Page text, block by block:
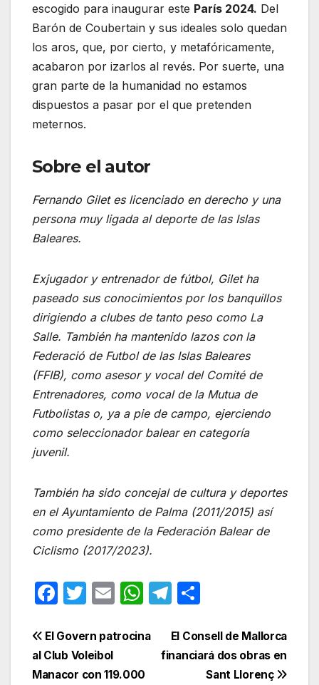
escogido para inaugurar este París 2024. Del
Barón de Coubertain y sus ideales solo quedan
los aros, que, por cierto, y metafóricamente,
acabaron por izarlos al revés. Por suerte, una
gran parte de la humanidad no estamos
dispuestos a pasar por el que pretenden
meternos.
Sobre el autor
Fernando Gilet es licenciado en derecho y una
persona muy ligada al deporte de las Islas
Baleares.
Exjugador y entrenador de fútbol, Gilet ha
paseado sus conocimientos por los banquillos
dirigiendo a clubes de tanto peso como La
Salle. También ha mantenido lazos con la
Federació de Futbol de las Islas Baleares
(FFIB), como asesor y vocal del Comité de
Entrenadores, como vocal de la Mutua de
Futbolistas o, ya a pie de campo, ejerciendo
como seleccionador balear en categoría
juvenil.
También ha sido concejal de cultura y deportes
en el Ayuntamiento de Palma (2011/2015) así
como presidente de la Federación Balear de
Ciclismo (2017/2023).
F
c
e
T
itt
er
E
ail
W
at
T
e
gr
m
p
Navegación
de
El Consell de Mallorca
financiará dos obras en
Sant Llorenç
El Govern patrocina
al Club Voleibol
Manacor con 119.000